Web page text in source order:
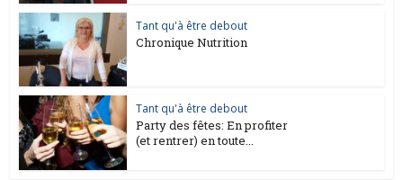
Tant qu'à être debout
Chronique Nutrition
Tant qu'à être debout
Party des fêtes: En profiter
(et rentrer) en toute...